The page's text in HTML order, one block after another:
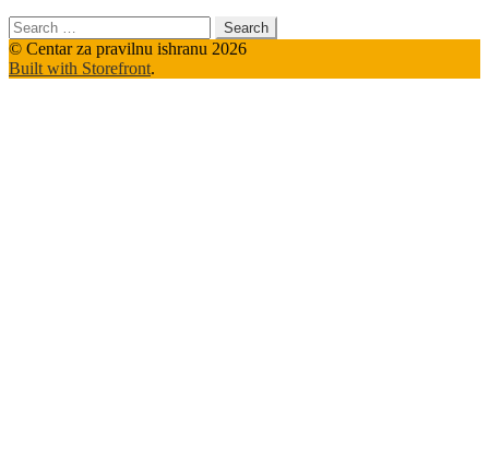
Search
for:
© Centar za pravilnu ishranu 2026
Built with Storefront.